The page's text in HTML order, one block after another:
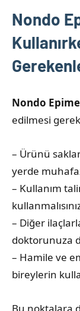
Nondo
Nondo
edilmesi
– Ürünü
yerde
– Kullanım
– Diğer
doktorunuza
– Hamile ve
bireylerin